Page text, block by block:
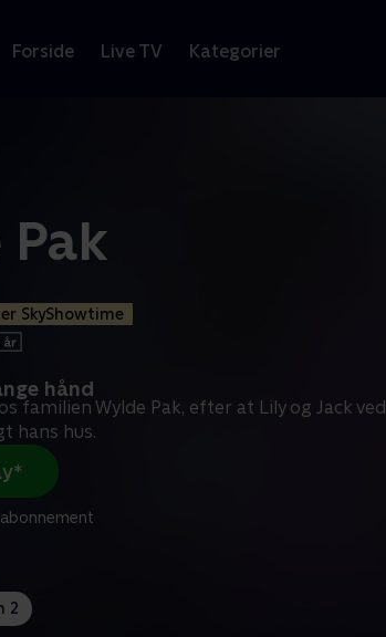
Forside Live TV Kategorier
SkyShowtime
hånd
familien Wylde Pak, efter at Lily og Jack ved
hans hus.
2